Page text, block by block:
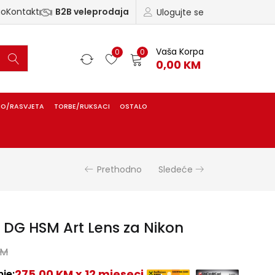
Ulogujte se
Kontakt B2B veleprodaja
0 0 Vaša Korpa
0,00 KM
RASVJETA TORBE/RUKSACI OSTALO
Prethodno Sledeće
HSM Art Lens za Nikon